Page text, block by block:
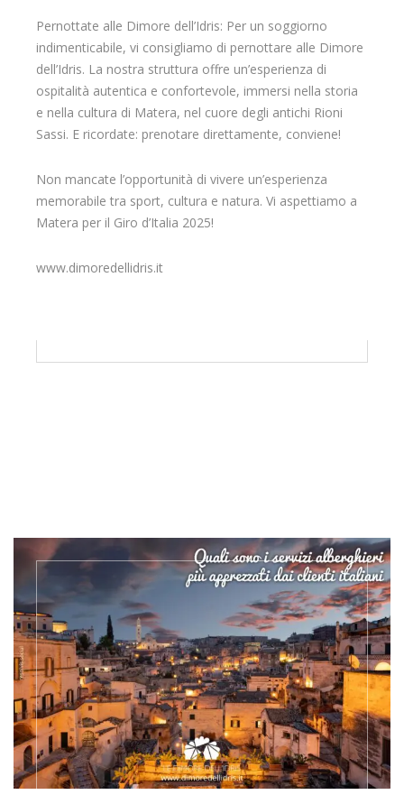
Pernottate alle Dimore dell’Idris: Per un soggiorno
indimenticabile, vi consigliamo di pernottare alle Dimore
dell’Idris. La nostra struttura offre un’esperienza di
ospitalità autentica e confortevole, immersi nella storia
e nella cultura di Matera, nel cuore degli antichi Rioni
Sassi. E ricordate: prenotare direttamente, conviene!
Non mancate l’opportunità di vivere un’esperienza
memorabile tra sport, cultura e natura. Vi aspettiamo a
Matera per il Giro d’Italia 2025!
www.dimoredellidris.it